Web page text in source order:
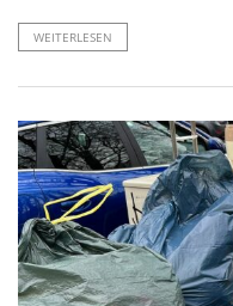
WEITERLESEN